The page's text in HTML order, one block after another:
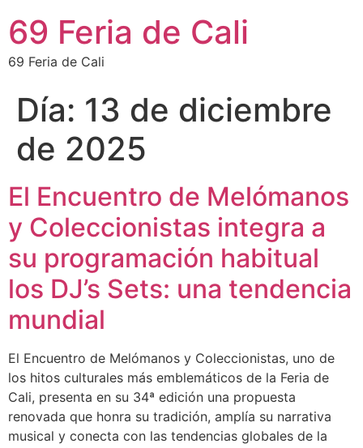
69 Feria de Cali
69 Feria de Cali
Día: 13 de diciembre
de 2025
El Encuentro de Melómanos
y Coleccionistas integra a
su programación habitual
los DJ’s Sets: una tendencia
mundial
El Encuentro de Melómanos y Coleccionistas, uno de
los hitos culturales más emblemáticos de la Feria de
Cali, presenta en su 34ª edición una propuesta
renovada que honra su tradición, amplía su narrativa
musical y conecta con las tendencias globales de la